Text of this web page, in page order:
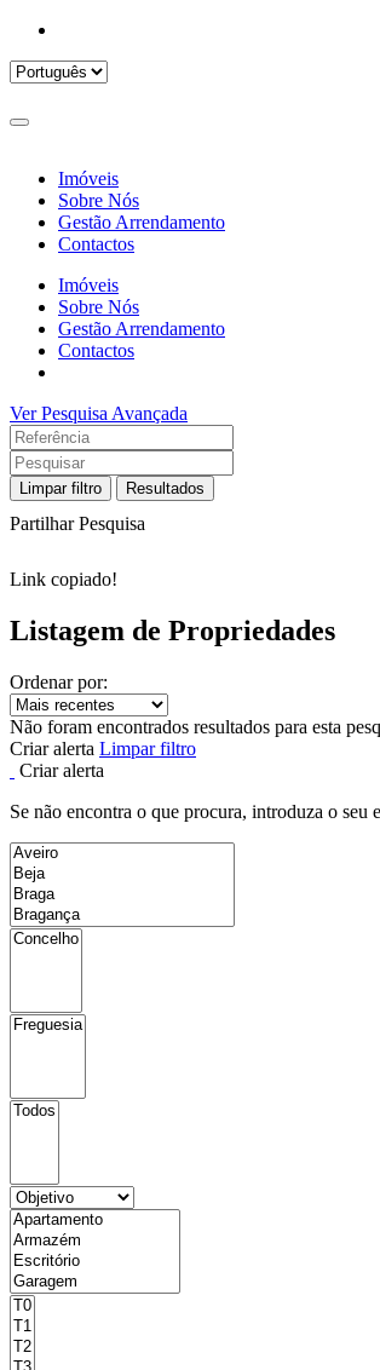
Imóveis
Sobre Nós
Gestão Arrendamento
Contactos
Imóveis
Sobre Nós
Gestão Arrendamento
Contactos
Ver Pesquisa Avançada
Limpar filtro Resultados
Partilhar Pesquisa
Link copiado!
Listagem de Propriedades
Ordenar por:
Não foram encontrados resultados para esta
Criar alerta Limpar filtro
Criar alerta
Se não encontra o que procura, introduza o seu